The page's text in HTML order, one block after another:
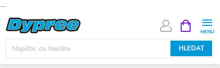
--
Přejít
na
obsah
HLEDAT
NÁKUPNÍ
KOŠÍK